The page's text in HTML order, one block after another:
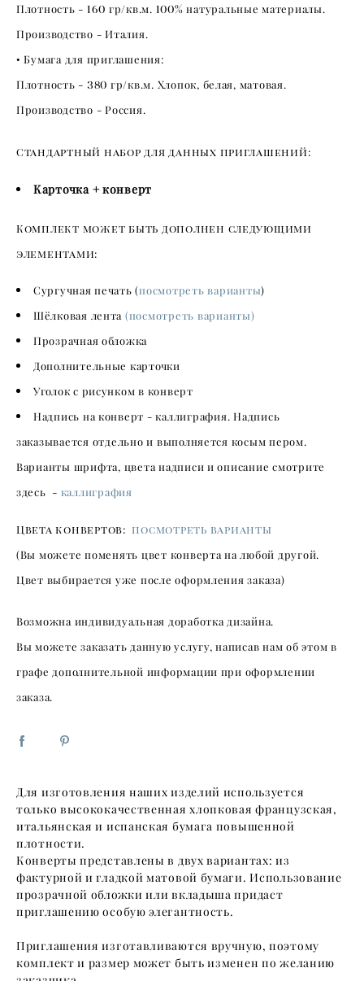
Плотность - 160 гр/кв.м. 100% натуральные материалы.
Производство - Италия.
• Бумага для приглашения:
Плотность - 380 гр/кв.м. Хлопок, белая, матовая.
Производство - Россия.
Стандартный набор для данных приглашений:
Карточка + конверт
Комплект может быть дополнен следующими
элементами:
Сургучная печать (посмотреть варианты)
Шёлковая лента (посмотреть варианты)
Прозрачная обложка
Дополнительные карточки
Уголок с рисунком в конверт
Надпись на конверт - каллиграфия. Надпись
заказывается отдельно и выполняется косым пером.
Варианты шрифта, цвета надписи и описание смотрите
здесь - каллиграфия
Цвета конвертов: посмотреть варианты
(Вы можете поменять цвет конверта на любой другой.
Цвет выбирается уже после оформления заказа)
Возможна индивидуальная доработка дизайна.
Вы можете заказать данную услугу, написав нам об этом в
графе дополнительной информации при оформлении
заказа.
Для изготовления наших изделий используется
только высококачественная хлопковая французская,
итальянская и испанская бумага повышенной
плотности.
Конверты представлены в двух вариантах: из
фактурной и гладкой матовой бумаги. Использование
прозрачной обложки или вкладыша придаст
приглашению особую элегантность.
Приглашения изготавливаются вручную, поэтому
комплект и размер может быть изменен по желанию